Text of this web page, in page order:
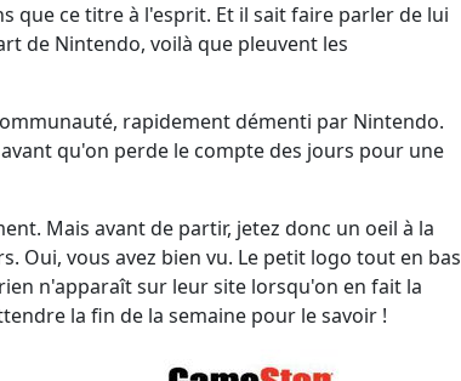
que ce titre à l'esprit. Et il sait faire parler de lui
de Nintendo, voilà que pleuvent les
rapidement démenti par Nintendo.
qu'on perde le compte des jours pour une
Mais avant de partir, jetez donc un oeil à la
Oui, vous avez bien vu. Le petit logo tout en bas
n'apparaît sur leur site lorsqu'on en fait la
la fin de la semaine pour le savoir !